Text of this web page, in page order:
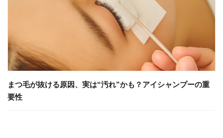
まつ毛が抜ける原因、実は“汚れ”かも？アイシャンプーの重
要性